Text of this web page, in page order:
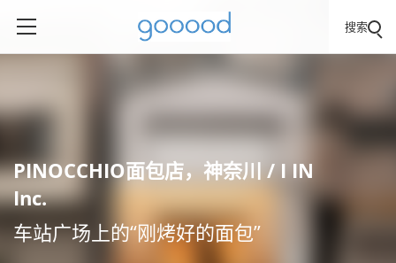
搜索
PINOCCHIO面包店，神奈川 / I IN
Inc.
车站广场上的“刚烤好的面包”